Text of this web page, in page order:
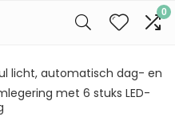
0
licht, automatisch dag- en
met 6 stuks LED-